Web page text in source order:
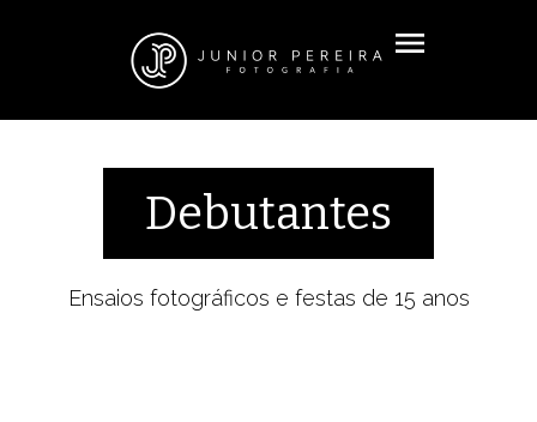
menu
Debutantes
Ensaios fotográficos e festas de 15 anos